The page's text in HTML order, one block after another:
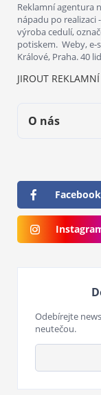
Reklamní agentura
nápadu po
výroba cedulí,
potiskem. Weby, e-
Králové, Praha. 40
JIROUT
O nás
Facebook
Odebírejte
neutečou.